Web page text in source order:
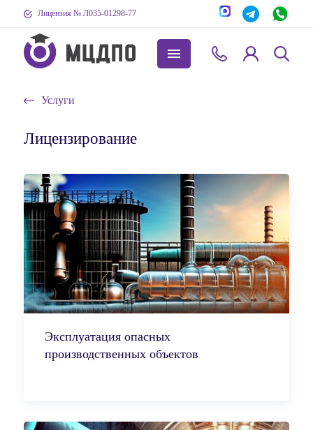
Лицензия № Л035-01298-77
Услуги
Лицензирование
Эксплуатация опасных
производственных объектов